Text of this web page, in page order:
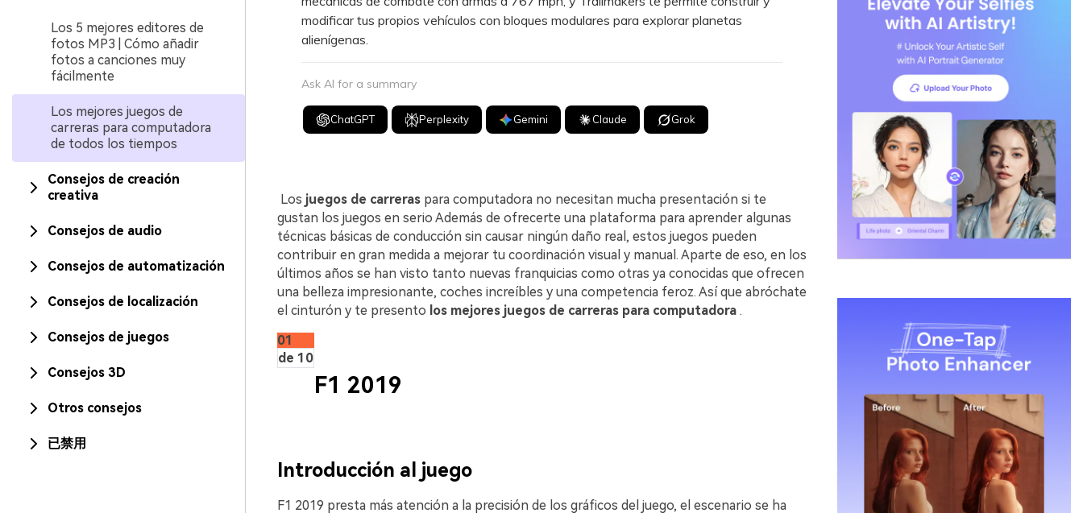
Los 5 mejores editores de
fotos MP3 | Cómo añadir
fotos a canciones muy
fácilmente
Los mejores juegos de
carreras para computadora
de todos los tiempos
Consejos de creación
creativa
Consejos de audio
Consejos de automatización
Consejos de localización
Consejos de juegos
Consejos 3D
Otros consejos
已禁用
modificar tus propios vehículos con bloques modulares para explorar planetas
alienígenas.
Ask AI for a summary
ChatGPT Perplexity Gemini Claude Grok
󠀰 Los juegos de carreraspara computadora no necesitan mucha presentación si te
gustan los juegos en serio Además de ofrecerte una plataforma para aprender algunas
técnicas básicas de conducción sin causar ningún daño real, estos juegos pueden
contribuir en gran medida a mejorar tu coordinación visual y manual. Aparte de eso, en los
últimos años se han visto tanto nuevas franquicias como otras ya conocidas que ofrecen
una belleza impresionante, coches increíbles y una competencia feroz. Así que abróchate
el cinturón y te presento los mejores juegos de carreras para computadora 󠀲󠀡󠀥󠀦󠀢󠀤󠀡󠀣󠀠󠀳 .
01
de 10
F1 2019
Introducción al juego
F1 2019 presta más atención a la precisión de los gráficos del juego, el escenario se ha